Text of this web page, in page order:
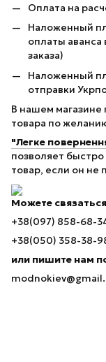
Оплата на
Наложенный
оплаты
заказа)
Наложенный
отправки
В нашем магазине
товара по
"Легке
позволяет
товар, если он
Можете
+38(097) 858-68-
+38(050) 358-38-
или пишите нам